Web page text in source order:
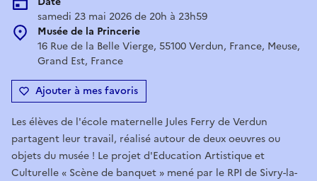
samedi 23 mai 2026 de 20h à 23h59
Musée de la Princerie
16 Rue de la Belle Vierge, 55100 Verdun, France, Meuse,
Grand Est, France
Ajouter à mes favoris
Les élèves de l'école maternelle Jules Ferry de Verdun
partagent leur travail, réalisé autour de deux oeuvres ou
objets du musée ! Le projet d'Education Artistique et
Culturelle « Scène de banquet » mené par le RPI de Sivry-la-